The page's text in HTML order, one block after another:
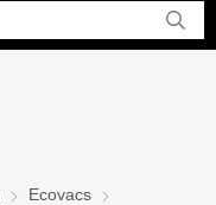
Ecovacs